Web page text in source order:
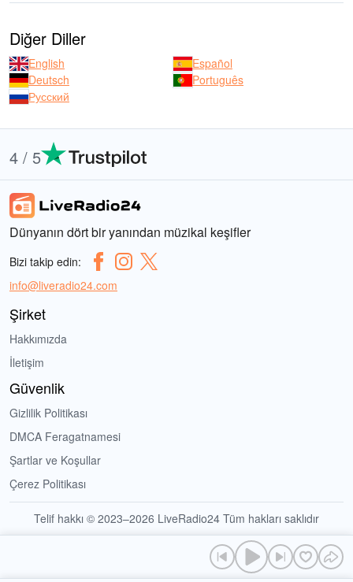
Diğer Diller
English
Español
Deutsch
Português
Русский
4 / 5
Dünyanın dört bir yanından müzikal keşifler
Bizi takip edin:
info@liveradio24.com
Şirket
Hakkımızda
İletişim
Güvenlik
Gizlilik Politikası
DMCA Feragatnamesi
Şartlar ve Koşullar
Çerez Politikası
Telif hakkı © 2023–2026 LiveRadio24 Tüm hakları saklıdır